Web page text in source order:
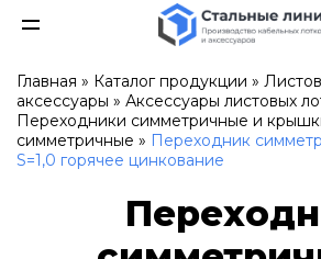
Главная » Каталог продукции »
аксессуары » Аксессуары листовых
Переходники симметричные и
симметричные » Переходник
S=1,0 горячее цинкование